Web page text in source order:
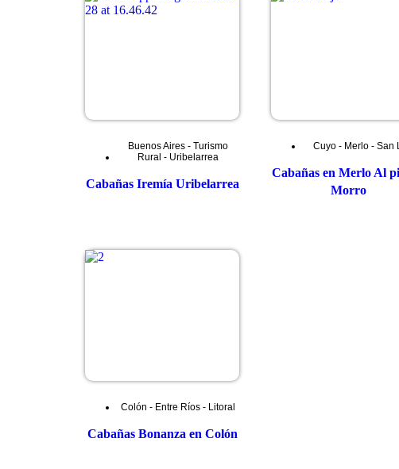
Buenos Aires - Turismo
Rural - Uribelarrea
Cabañas Iremía Uribelarrea
Cuyo - Merlo - San
Cabañas en Merlo Al
Morro
Colón - Entre Ríos - Litoral
Cabañas Bonanza en Colón